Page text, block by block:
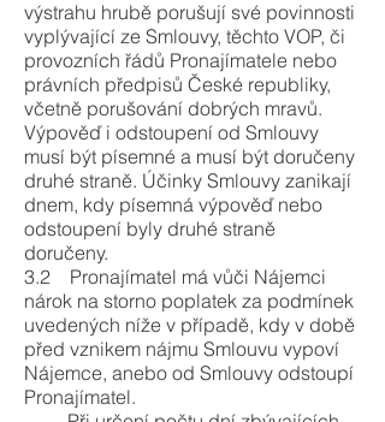
výstrahu hrubě porušují své povinnosti
vyplývající ze Smlouvy, těchto VOP, či
provozních řádů Pronajímatele nebo
právních předpisů České republiky,
včetně porušování dobrých mravů.
Výpověď i odstoupení od Smlouvy
musí být písemné a musí být doručeny
druhé straně. Účinky Smlouvy zanikají
dnem, kdy písemná výpověď nebo
odstoupení byly druhé straně
doručeny.
3.2 Pronajímatel má vůči Nájemci
nárok na storno poplatek za podmínek
uvedených níže v případě, kdy v době
před vznikem nájmu Smlouvu vypoví
Nájemce, anebo od Smlouvy odstoupí
Pronajímatel.